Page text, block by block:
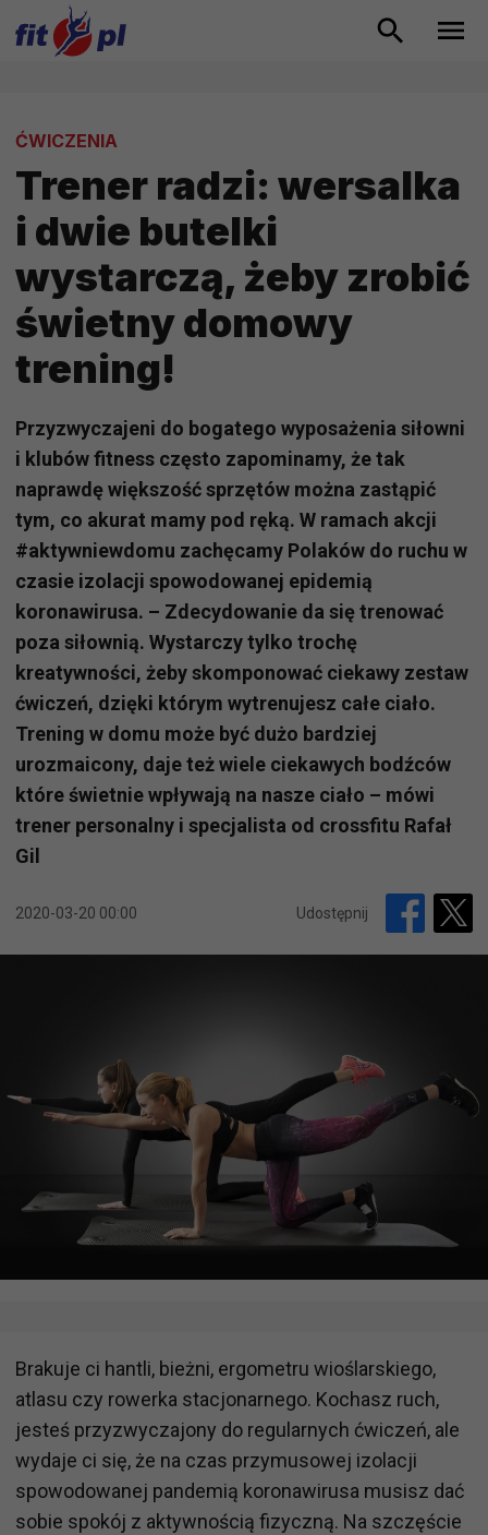
ĆWICZENIA
Trener radzi: wersalka
i dwie butelki
wystarczą, żeby zrobić
świetny domowy
trening!
Przyzwyczajeni do bogatego wyposażenia siłowni
i klubów fitness często zapominamy, że tak
naprawdę większość sprzętów można zastąpić
tym, co akurat mamy pod ręką. W ramach akcji
#aktywniewdomu zachęcamy Polaków do ruchu w
czasie izolacji spowodowanej epidemią
koronawirusa. – Zdecydowanie da się trenować
poza siłownią. Wystarczy tylko trochę
kreatywności, żeby skomponować ciekawy zestaw
ćwiczeń, dzięki którym wytrenujesz całe ciało.
Trening w domu może być dużo bardziej
urozmaicony, daje też wiele ciekawych bodźców
które świetnie wpływają na nasze ciało – mówi
trener personalny i specjalista od crossfitu Rafał
Gil
2020-03-20 00:00 Udostępnij
Brakuje ci hantli, bieżni, ergometru wioślarskiego,
atlasu czy rowerka stacjonarnego. Kochasz ruch,
jesteś przyzwyczajony do regularnych ćwiczeń, ale
wydaje ci się, że na czas przymusowej izolacji
spowodowanej pandemią koronawirusa musisz dać
sobie spokój z aktywnością fizyczną. Na szczęście